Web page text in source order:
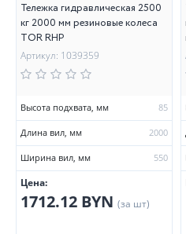
Тележка гидравлическая 2500
кг 2000 мм резиновые колеса
TOR RHP
Артикул: 1039359
Высота подхвата, мм 85
Длина вил, мм 2000
Ширина вил, мм 550
Цена:
1712.12 BYN (за шт)